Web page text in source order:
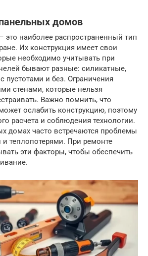
домов
наиболее распространенный тип
Их конструкция имеет свои
необходимо учитывать при
бывают разные: силикатные,
пустотами и без. Ограничения
стенами, которые нельзя
Важно помнить, что
ослабить конструкцию, поэтому
расчета и соблюдения технологии.
домах часто встречаются проблемы
и теплопотерями. При ремонте
эти факторы, чтобы обеспечить